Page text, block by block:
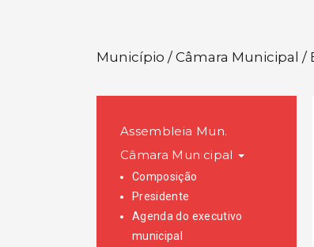
Município / Câmara Municipal /
Assembleia Mun.
Câmara Municipal
Composição
Presidente
Agenda do executivo
municipal